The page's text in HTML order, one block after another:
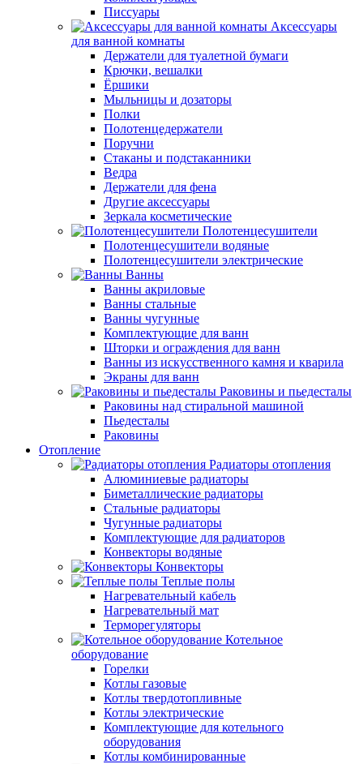
Писсуары
Аксессуары
для ванной комнаты
Держатели для туалетной бумаги
Крючки, вешалки
Ёршики
Мыльницы и дозаторы
Полки
Полотенцедержатели
Поручни
Стаканы и подстаканники
Ведра
Держатели для фена
Другие аксессуары
Зеркала косметические
Полотенцесушители
Полотенцесушители водяные
Полотенцесушители электрические
Ванны
Ванны акриловые
Ванны стальные
Ванны чугунные
Комплектующие для ванн
Шторки и ограждения для ванн
Ванны из искусственного камня и кварила
Экраны для ванн
Раковины и пьедесталы
Раковины над стиральной машиной
Пьедесталы
Раковины
Отопление
Радиаторы отопления
Алюминиевые радиаторы
Биметаллические радиаторы
Стальные радиаторы
Чугунные радиаторы
Комплектующие для радиаторов
Конвекторы водяные
Конвекторы
Теплые полы
Нагревательный кабель
Нагревательный мат
Терморегуляторы
Котельное
оборудование
Горелки
Котлы газовые
Котлы твердотопливные
Котлы электрические
Комплектующие для котельного
оборудования
Котлы комбинированные